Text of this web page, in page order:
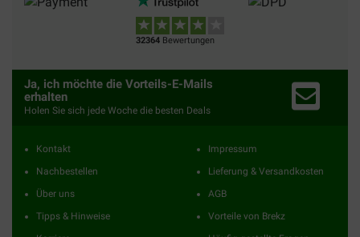
32364 Bewertungen
Ja, ich möchte die Vorteils-E-Mails
erhalten
Holen Sie sich jede Woche die besten Deals
Kontakt
Nachbestellen
Über uns
Tipps & Hinweise
Impressum
Lieferung & Versandkosten
AGB
Vorteile von Brekz